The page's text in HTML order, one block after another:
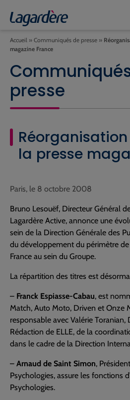
Accueil » Communiqués de presse »
magazine France
presse
la presse
Paris, le 8 octobre 2008
Bruno Lesouëf, Directeur Général
Lagardère Active, annonce une
sein de la Direction Générale des
du développement du périmètre
France au sein du Groupe.
La répartition des titres est
– Franck Espiasse-Cabau, est
Match, Auto Moto, Driven et Onze
responsable avec Valérie Toranian,
Rédaction de ELLE, de la
dans le cadre de la Direction
– Arnaud de Saint Simon,
Psychologies, assure les fonctions
Psychologies.